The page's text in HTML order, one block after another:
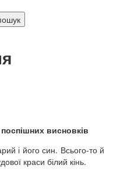
висновків
і його син. Всього-то й
краси білий кінь.